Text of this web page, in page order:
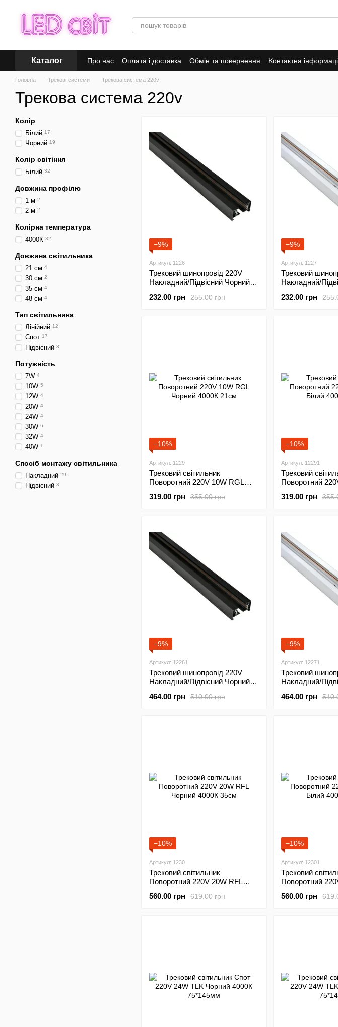
Каталог Про нас Оплата і доставка Обмін та повернення Контактна
Головна Трекові системи Трекова система 220v
Трекова система 220v
−9%
Артикул: 1226
Трековий шинопровід 220V
Накладний/Підвісний Чорний
255.00 грн
232.00 грн
−9%
Артикул: 1227
Трековий
Накладний/
232.00 грн
−10%
Артикул: 1229
Трековий світильник
Поворотний 220V 10W RGL
355.00 грн
319.00 грн
−10%
Артикул: 12291
Трековий
Поворотний
319.00 грн
−9%
Артикул: 12261
Трековий шинопровід 220V
Накладний/Підвісний Чорний
510.00 грн
464.00 грн
−9%
Артикул: 12271
Трековий
Накладний/
464.00 грн
−10%
Артикул: 1230
Трековий світильник
Поворотний 220V 20W RFL
619.00 грн
560.00 грн
−10%
Артикул: 12301
Трековий
Поворотний
560.00 грн
Колір
Білий 17
Чорний 19
Колір світіння
Білий 32
Довжина профілю
1 м 2
2 м 2
Колірна температура
4000К 32
Довжина світильника
21 см 4
30 см 2
35 см 4
48 см 4
Тип світильника
Лінійний 12
Спот 17
Підвісний 3
Потужність
7W 4
10W 5
12W 4
20W 4
24W 4
30W 6
32W 4
40W 1
Спосіб монтажу світильника
Накладний 29
Підвісний 3